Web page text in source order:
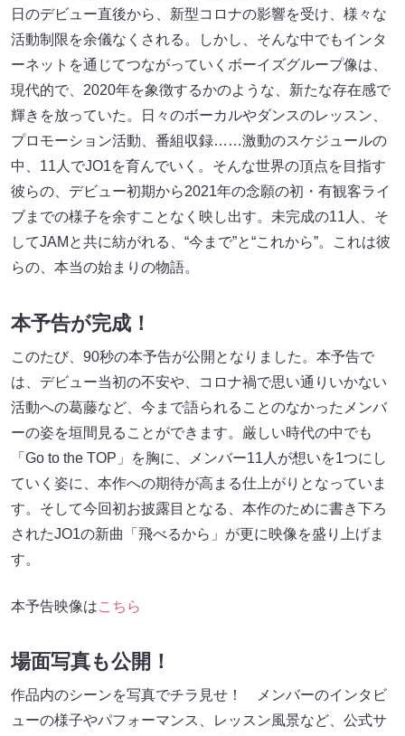
日のデビュー直後から、新型コロナの影響を受け、様々な
活動制限を余儀なくされる。しかし、そんな中でもインタ
ーネットを通じてつながっていくボーイズグループ像は、
現代的で、2020年を象徴するかのような、新たな存在感で
輝きを放っていた。日々のボーカルやダンスのレッスン、
プロモーション活動、番組収録……激動のスケジュールの
中、11人でJO1を育んでいく。そんな世界の頂点を目指す
彼らの、デビュー初期から2021年の念願の初・有観客ライ
ブまでの様子を余すことなく映し出す。未完成の11人、そ
してJAMと共に紡がれる、“今まで”と“これから”。これは彼
らの、本当の始まりの物語。
本予告が完成！
このたび、90秒の本予告が公開となりました。本予告で
は、デビュー当初の不安や、コロナ禍で思い通りいかない
活動への葛藤など、今まで語られることのなかったメンバ
ーの姿を垣間⾒ることができます。厳しい時代の中でも
「Go to the TOP」を胸に、メンバー11⼈が想いを1つにし
ていく姿に、本作への期待が⾼まる仕上がりとなっていま
す。そして今回初お披露⽬となる、本作のために書き下ろ
されたJO1の新曲「⾶べるから」が更に映像を盛り上げま
す。
本予告映像はこちら
場面写真も公開！
作品内のシーンを写真でチラ⾒せ！ メンバーのインタビ
ューの様⼦やパフォーマンス、レッスン⾵景など、公式サ